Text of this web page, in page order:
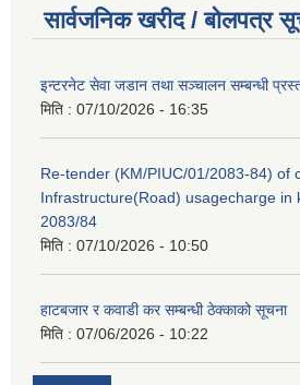
सार्वजनिक खरीद / बोलपत्र
इन्टरनेट सेवा जडान तथा सञ्चालन सम्बन्धी
मिति : 07/10/2026 - 16:35
Re-tender (KM/PIUC/01/2083-84) of
Infrastructure(Road) usagecharge in
2083/84
मिति : 07/10/2026 - 10:50
हाटबजार र कवाडी कर सम्बन्धी ठेक्काको सूचना
मिति : 07/06/2026 - 10:22